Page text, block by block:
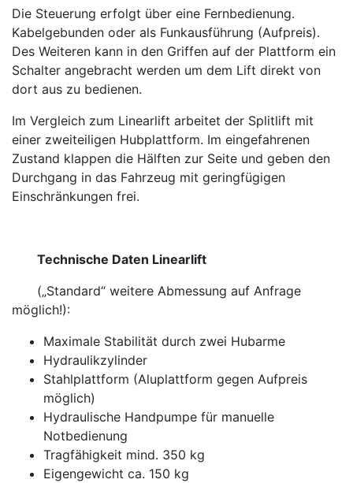
Die Steuerung erfolgt über eine Fernbedienung.
Kabelgebunden oder als Funkausführung (Aufpreis).
Des Weiteren kann in den Griffen auf der Plattform ein
Schalter angebracht werden um dem Lift direkt von
dort aus zu bedienen.
Im Vergleich zum Linearlift arbeitet der Splitlift mit
einer zweiteiligen Hubplattform. Im eingefahrenen
Zustand klappen die Hälften zur Seite und geben den
Durchgang in das Fahrzeug mit geringfügigen
Einschränkungen frei.
Technische Daten Linearlift
(„Standard“ weitere Abmessung auf Anfrage
möglich!):
Maximale Stabilität durch zwei Hubarme
Hydraulikzylinder
Stahlplattform (Aluplattform gegen Aufpreis
möglich)
Hydraulische Handpumpe für manuelle
Notbedienung
Tragfähigkeit mind. 350 kg
Eigengewicht ca. 150 kg